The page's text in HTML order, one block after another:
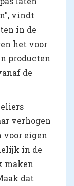
vindt
in de
het voor
producten
de
verhogen
voor eigen
in de
maken
dat